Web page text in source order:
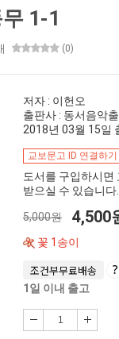
1-1
(0)
저자 : 이헌오
출판사 : 동서음악
2018년 03월 15일
교보문고 ID 연결하기
도서를 구입하시면
받으실 수 있습니다.
5,000원 4,500
꽃 1송이
조건부무료배송
1일 이내 출고